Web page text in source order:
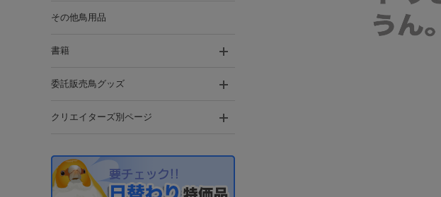
その他鳥用品
書籍
委託販売鳥グッズ
クリエイターズ別ページ